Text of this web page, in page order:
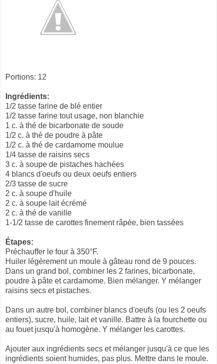
Portions: 12
Ingrédients:
1/2 tasse farine de blé entier
1/2 tasse farine tout usage, non blanchie
1 c. à thé de bicarbonate de soude
1/2 c. à thé de poudre à pâte
1/2 c. à thé de cardamome moulue
1/4 tasse de raisins secs
3 c. à soupe de pistaches hachées
4 blancs d'oeufs ou deux oeufs entiers
2/3 tasse de sucre
2 c. à soupe d'huile
2 c. à soupe lait écrémé
2 c. à thé de vanille
1-1/2 tasse de carottes finement râpée, bien tassées
Étapes:
Préchauffer le four à 350°F.
Huiler légèrement un moule à gâteau rond de 9 pouces.
Dans un grand bol, combiner les 2 farines, bicarbonate,
poudre à pâte et cardamome. Bien mélanger. Y mélanger
raisins secs et pistaches.
Dans un autre bol, combiner blancs d'oeufs (ou les 2 oeufs
entiers), sucre, huile, lait et vanille. Battre à la fourchette ou
au fouet jusqu'à homogène. Y mélanger les carottes.
Ajouter aux ingrédients secs et mélanger jusqu'à ce que les
ingrédients soient humides, pas plus. Mettre dans le moule.